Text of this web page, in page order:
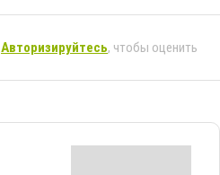
Авторизируйтесь, чтобы оценить